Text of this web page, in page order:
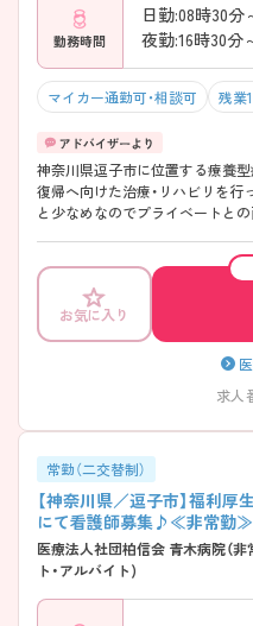
勤務時間
日勤:08時30分
夜勤:16時30分
マイカー通勤可・相談可 残業
神奈川県逗子市に位置する療養
復帰へ向けた治療・リハビリを行
と少なめなのでプライベートと
い点もポイントです。無料駐車
利です。 ご興味ある方には、面
いたしますのでお気軽にご相談
お気に入り
求人
常勤（二交替制）
【神奈川県／逗子市】福利
にて看護師募集♪≪非常勤≫
医療法人社団柏信会 青木病院（
ト・アルバイト)